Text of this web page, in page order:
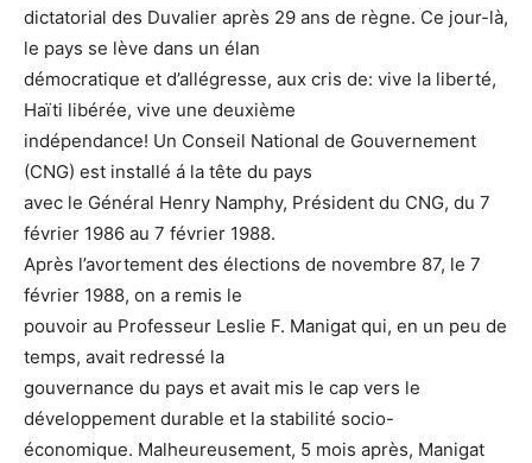
dictatorial des Duvalier après 29 ans de règne. Ce jour-là,
le pays se lève dans un élan
démocratique et d’allégresse, aux cris de: vive la liberté,
Haïti libérée, vive une deuxième
indépendance! Un Conseil National de Gouvernement
(CNG) est installé á la tête du pays
avec le Général Henry Namphy, Président du CNG, du 7
février 1986 au 7 février 1988.
Après l’avortement des élections de novembre 87, le 7
février 1988, on a remis le
pouvoir au Professeur Leslie F. Manigat qui, en un peu de
temps, avait redressé la
gouvernance du pays et avait mis le cap vers le
développement durable et la stabilité socio-
économique. Malheureusement, 5 mois après, Manigat